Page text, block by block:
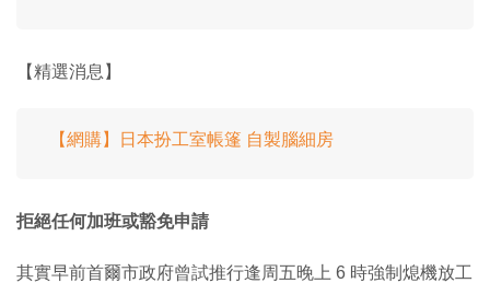
【精選消息】
【網購】日本扮工室帳篷 自製腦細房
拒絕任何加班或豁免申請
其實早前首爾市政府曾試推行逢周五晚上 6 時強制熄機放工